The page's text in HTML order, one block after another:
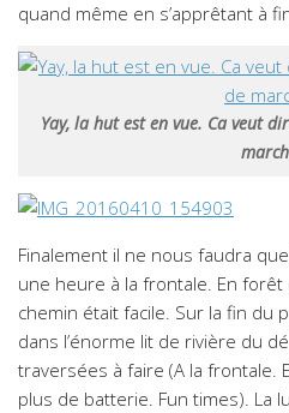
quand même en s’apprêtant à
Yay, la hut est en vue. Ca veut
Finalement il ne nous faudra
une heure à la frontale. En forêt
chemin était facile. Sur la fin du
dans l’énorme lit de rivière du
traversées à faire (A la frontale.
plus de batterie. Fun times). La